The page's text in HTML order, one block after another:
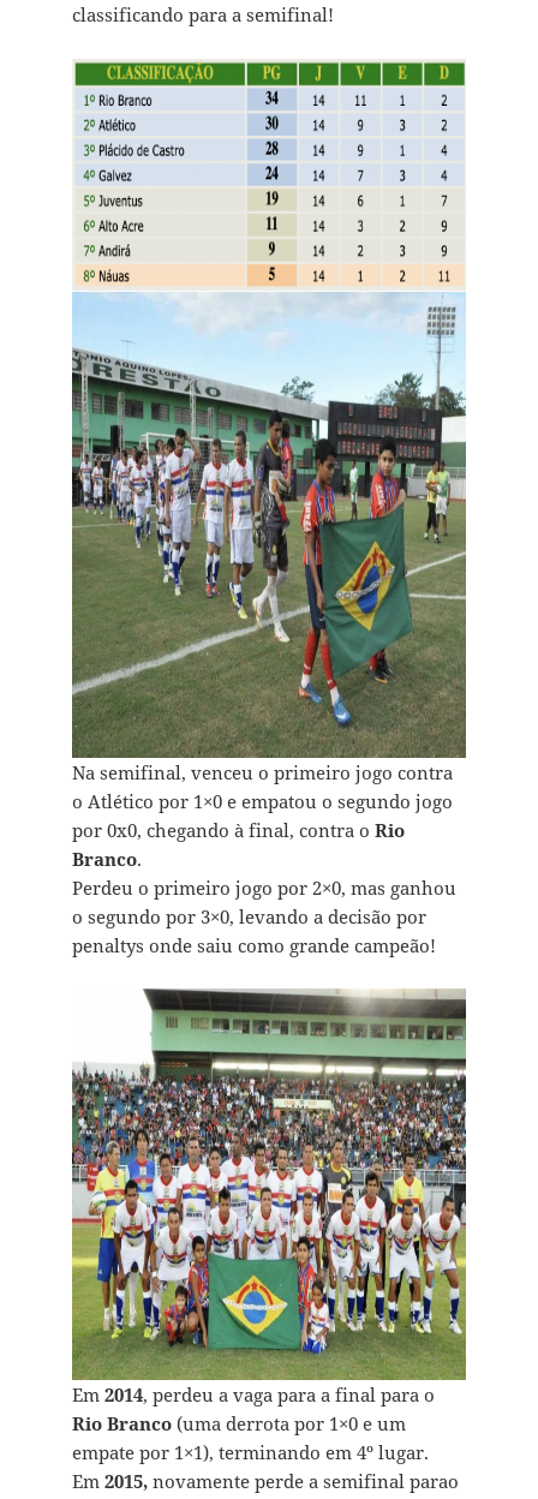
classificando para a semifinal!
Na semifinal, venceu o primeiro jogo contra
o Atlético por 1×0 e empatou o segundo jogo
por 0x0, chegando à final, contra o Rio
Branco.
Perdeu o primeiro jogo por 2×0, mas ganhou
o segundo por 3×0, levando a decisão por
penaltys onde saiu como grande campeão!
Em 2014, perdeu a vaga para a final para o
Rio Branco(uma derrota por 1×0 e um
empate por 1×1), terminando em 4º lugar.
Em 2015,novamente perde a semifinal parao